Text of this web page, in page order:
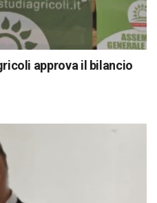
approva il bilancio